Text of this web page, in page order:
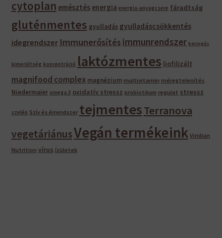
cytoplan emésztés energia energia-anyagcsere fáradtság
gluténmentes gyulladás gyulladáscsökkentés
idegrendszer Immunerősítés immunrendszer keringés
kimerültség koncentráció laktózmentes liofilizált
magnifood complex magnézium multivitamin méregtelenítés
Niedermaier omega 3 oxidatív stressz probiotikum regulat stressz
szelén Szív és érrendszer tejmentesTerranova
vegetáriánusVegán termékeink Viridian
Nutrition vírus ízületek